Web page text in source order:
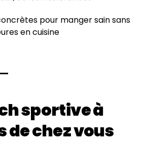
pour manger sain sans
en cuisine
sportive à
de chez vous